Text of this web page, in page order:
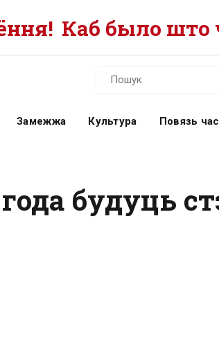
Каб было што
Замежжа Культура Повязь
будуць